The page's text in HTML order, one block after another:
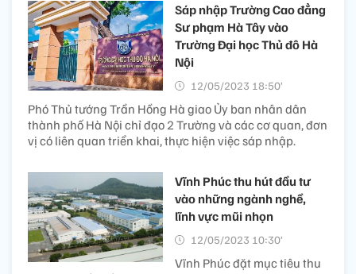
Sáp nhập Trường Cao đẳng
Sư phạm Hà Tây vào
Trường Đại học Thủ đô Hà
Nội
12/05/2023 18:50’
Phó Thủ tướng Trần Hồng Hà giao Ủy ban nhân dân
thành phố Hà Nội chỉ đạo 2 Trường và các cơ quan, đơn
vị có liên quan triển khai, thực hiện việc sáp nhập.
Vĩnh Phúc thu hút đầu tư
vào những ngành nghề,
lĩnh vực mũi nhọn
12/05/2023 10:30’
Vĩnh Phúc đặt mục tiêu thu